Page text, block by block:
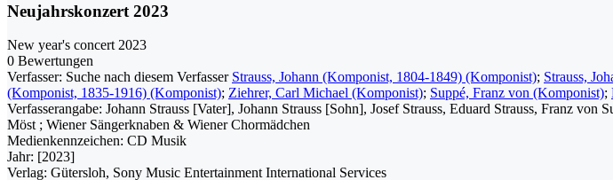
Neujahrskonzert 2023
New year's concert 2023
0 Bewertungen
Verfasser: Suche nach diesem Verfasser Strauss, Johann (Komponist, 1804-1849) (Komponist); Strauss,
(Komponist, 1835-1916) (Komponist); Ziehrer, Carl Michael (Komponist); Suppé, Franz von (Komponist);
Verfasserangabe: Johann Strauss [Vater], Johann Strauss [Sohn], Josef Strauss, Eduard Strauss, Franz
Möst ; Wiener Sängerknaben & Wiener Chormädchen
Medienkennzeichen: CD Musik
Jahr: [2023]
Verlag: Gütersloh, Sony Music Entertainment International Services